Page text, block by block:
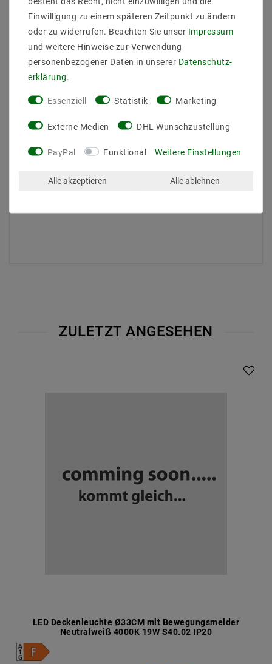
Sicher
einkaufen
Schnelle
Lieferung
Kostenlose
0203-928-789-63
Beschreibung
Weitere Details
Informationen zur Produktsicherheit
ZULETZT ANGESEHEN
LED Deckenleuchte Ø33CM mit Bewegungsmelder
Neutralweiß 4000K 19W S40.02 IP20
Einwilligung zu einem späteren Zeitpunkt zu ändern
oder zu widerrufen. Beachten Sie unser Impressum
und weitere Hinweise zur Verwendung
personenbezogener Daten in unserer Daten­schutz­
erklärung.
Essenziell Statistik Marketing
Externe Medien DHL Wunschzustellung
PayPal Funktional Weitere Einstellungen
Alle akzeptieren Alle ablehnen